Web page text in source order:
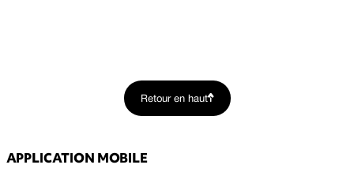
Retour en haut
APPLICATION MOBILE